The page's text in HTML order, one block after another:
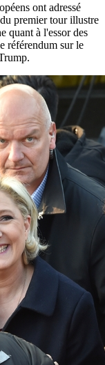
ont adressé
premier tour illustre
quant à l'essor des
référendum sur le